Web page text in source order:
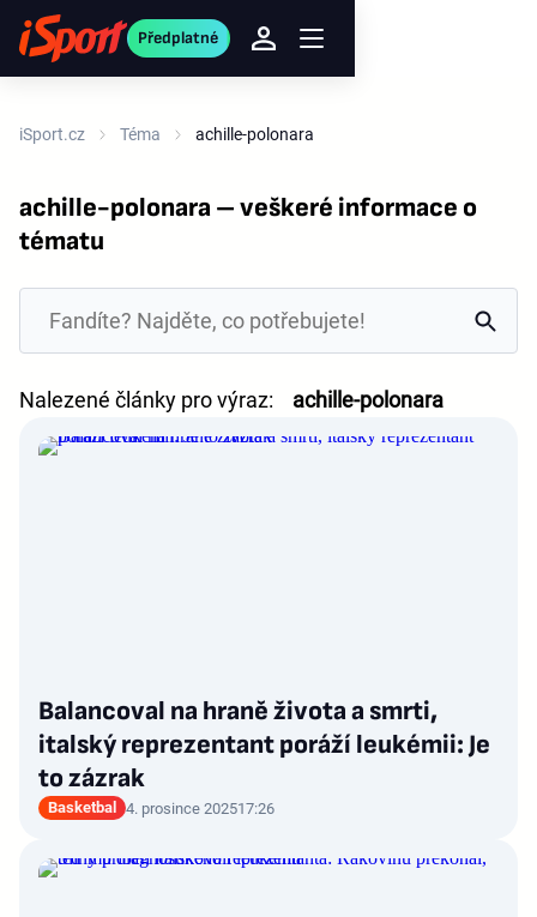
Předplatné
iSport.cz Téma achille-polonara
achille-polonara – veškeré informace o
tématu
Nalezené články pro výraz: achille-polonara
Balancoval na hraně života a smrti,
italský reprezentant poráží leukémii: Je
to zázrak
Basketbal 4. prosince 202517:26